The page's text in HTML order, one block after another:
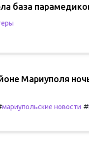
база
Мариуполя
мариупольские новости #